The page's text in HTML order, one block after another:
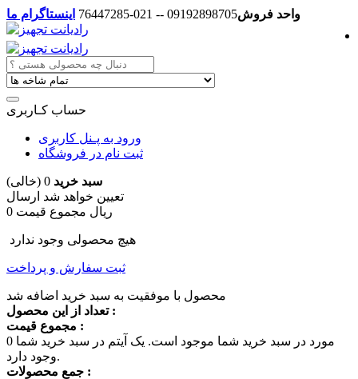
واحد فروش09192898705 -- 021-76447285 اینستاگرام ما
حساب کـاربری
ورود به پـنل کاربری
ثبت نام در فروشگاه
سبد خرید 0 (خالی)
تعیین خواهد شد ارسال
0 ریال مجموع قیمت
هیچ محصولی وجود ندارد
ثبت سفارش و پرداخت
محصول با موفقیت به سبد خرید اضافه شد
تعداد از این محصول :
مجموع قیمت :
0
مورد در سبد خرید شما موجود است. یک آیتم در سبد خرید شما
وجود دارد.
جمع محصولات :